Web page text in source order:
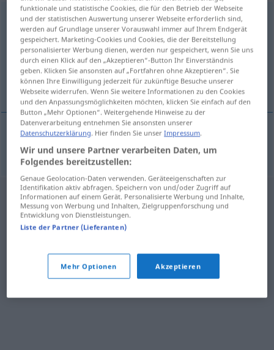
Schutzmaskef <Schutzmaske;-n>
Übersicht aller Übersetzungen
(Für mehr Details die Übersetzung anklicken/antippen)
zaštitna maska
zaštitnamaska Schutzmaske
funktionale und statistische Cookies, die für den Betrieb der Webseite
und der statistischen Auswertung unserer Webseite erforderlich sind,
werden auf Grundlage unserer Vorauswahl immer auf Ihrem Endgerät
gespeichert. Marketing-Cookies und Cookies, die der Bereitstellung
personalisierter Werbung dienen, werden nur gespeichert, wenn Sie uns
durch einen Klick auf den „Akzeptieren“-Button Ihr Einverständnis
geben. Klicken Sie ansonsten auf „Fortfahren ohne Akzeptieren“. Sie
können Ihre Einwilligung jederzeit für zukünftige Besuche unserer
Webseite widerrufen. Wenn Sie weitere Informationen zu den Cookies
und den Anpassungsmöglichkeiten möchten, klicken Sie einfach auf den
Button „Mehr Optionen“. Weitergehende Hinweise zu der
Datenverarbeitung entnehmen Sie ansonsten unserer
Datenschutzerklärung. Hier finden Sie unserImpressum.
Wir und unsere Partner verarbeiten Daten, um
Folgendes bereitzustellen:
Genaue Geolocation-Daten verwenden. Geräteeigenschaften zur
Identifikation aktiv abfragen. Speichern von und/oder Zugriff auf
Informationen auf einem Gerät. Personalisierte Werbung und Inhalte,
Messung von Werbung und Inhalten, Zielgruppenforschung und
Entwicklung von Dienstleistungen.
Liste der Partner (Lieferanten)
Mehr Optionen Akzeptieren